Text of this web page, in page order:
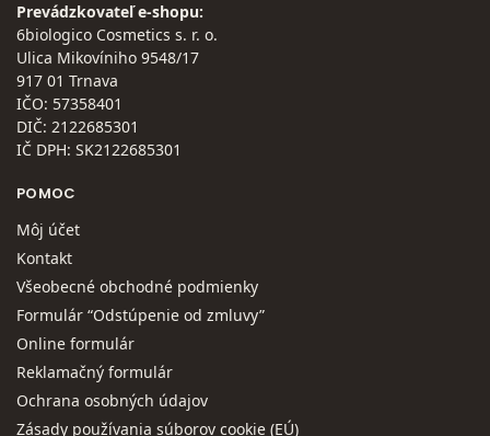
Prevádzkovateľ e-shopu:
6biologico Cosmetics s. r. o.
Ulica Mikovíniho 9548/17
917 01 Trnava
IČO: 57358401
DIČ: 2122685301
IČ DPH: SK2122685301
POMOC
Môj účet
Kontakt
Všeobecné obchodné podmienky
Formulár “Odstúpenie od zmluvy”
Online formulár
Reklamačný formulár
Ochrana osobných údajov
Zásady používania súborov cookie (EÚ)